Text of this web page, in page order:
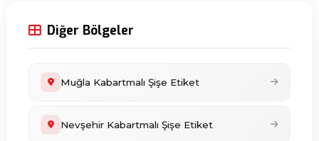
Diğer Bölgeler
Muğla Kabartmalı Şişe Etiket
Nevşehir Kabartmalı Şişe Etiket